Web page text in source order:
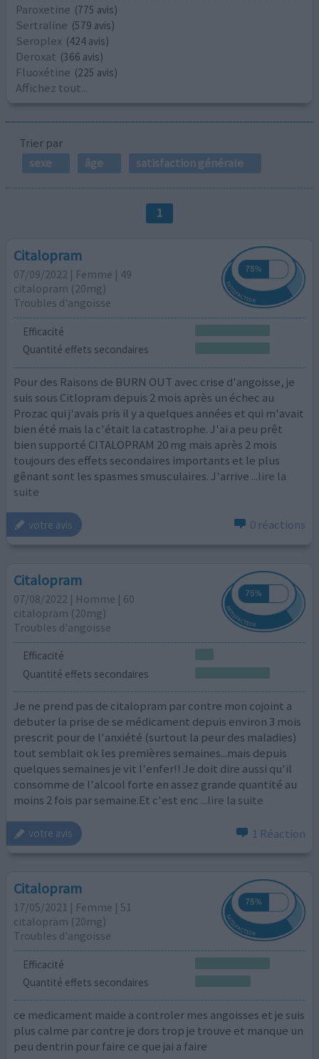
Paroxetine (775 avis)
Sertraline (579 avis)
Seroplex (424 avis)
Deroxat (366 avis)
Fluoxétine (225 avis)
Affichez tout...
Trier par
sexe
âge satisfaction générale
1
Citalopram
07/09/2022 | Femme | 49
citalopram (20mg)
Troubles d'angoisse
Efficacité
Quantité effets secondaires
Pour des Raisons de BURN OUT avec crise d'angoisse, je
suis sous Citlopram depuis 2 mois après un échec au
Prozac qui j'avais pris il y a quelques années et qui m'avait
bien été mais la c'était la catastrophe. J'ai a peu prêt
bien supporté CITALOPRAM 20 mg mais après 2 mois
toujours des effets secondaires importants et le plus
gênant sont les spasmes smusculaires. J'arrive ...lire la
suite
votre avis 0 réactions
Citalopram
07/08/2022 | Homme | 60
citalopram (20mg)
Troubles d'angoisse
Efficacité
Quantité effets secondaires
Je ne prend pas de citalopram par contre mon cojoint a
debuter la prise de se médicament depuis environ 3 mois
prescrit pour de l'anxiété (surtout la peur des maladies)
tout semblait ok les premières semaines...mais depuis
quelques semaines je vit l'enfer!! Je doit dire aussi qu'il
consomme de l'alcool forte en assez grande quantité au
moins 2 fois par semaine.Et c'est enc ...lire la suite
votre avis 1 Réaction
Citalopram
17/05/2021 | Femme | 51
citalopram (20mg)
Troubles d'angoisse
Efficacité
Quantité effets secondaires
ce medicament maide a controler mes angoisses et je suis
plus calme par contre je dors trop je trouve et manque un
peu dentrin pour faire ce que jai a faire